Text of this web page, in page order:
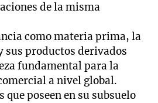
de la misma
como materia prima, la
sus productos derivados
fundamental para la
a nivel global.
que poseen en su subsuelo